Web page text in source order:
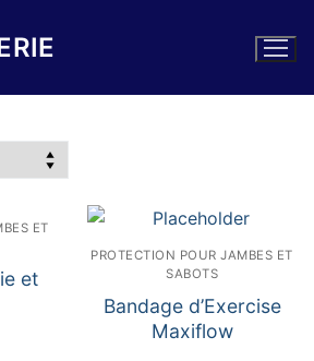
ET
et
PROTECTION POUR JAMBES ET
SABOTS
Bandage d’Exercise
Maxiflow